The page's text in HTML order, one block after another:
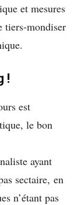
et mesures
tiers-mondiser
!
est
le bon
ayant
sectaire, en
n’étant pas